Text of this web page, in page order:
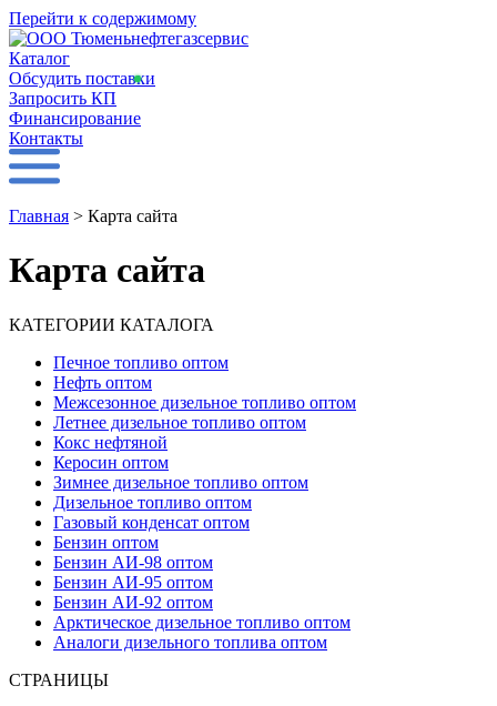
Перейти к содержимому
Каталог
Обсудить поставки
Запросить КП
Финансирование
Контакты
Главная > Карта сайта
Карта сайта
КАТЕГОРИИ КАТАЛОГА
Печное топливо оптом
Нефть оптом
Межсезонное дизельное топливо оптом
Летнее дизельное топливо оптом
Кокс нефтяной
Керосин оптом
Зимнее дизельное топливо оптом
Дизельное топливо оптом
Газовый конденсат оптом
Бензин оптом
Бензин АИ-98 оптом
Бензин АИ-95 оптом
Бензин АИ-92 оптом
Арктическое дизельное топливо оптом
Аналоги дизельного топлива оптом
СТРАНИЦЫ